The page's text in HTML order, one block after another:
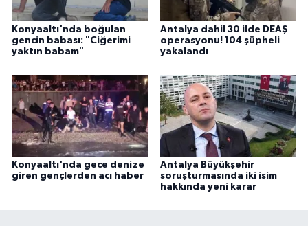
Konyaaltı'nda boğulan
gencin babası: "Ciğerimi
yaktın babam"
Antalya dahil 30 ilde DEAŞ
operasyonu! 104 şüpheli
yakalandı
Konyaaltı'nda gece denize
giren gençlerden acı haber
Antalya Büyükşehir
soruşturmasında iki isim
hakkında yeni karar